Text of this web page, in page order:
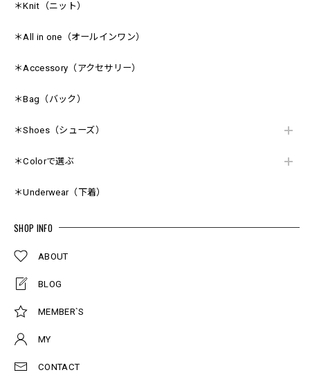
＊Knit（ニット）
＊All in one（オールインワン）
＊Accessory（アクセサリー）
＊Bag（バック）
＊Shoes（シューズ）
＊Colorで選ぶ
＊Underwear（下着）
SHOP INFO
ABOUT
BLOG
MEMBER`S
MY
CONTACT